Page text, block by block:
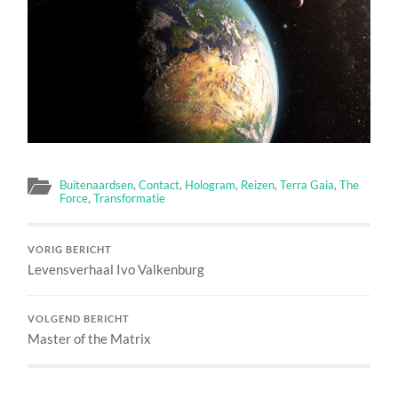
Buitenaardsen,Contact, Hologram, Reizen,Terra Gaia,The
Force,Transformatie
VORIG BERICHT
Levensverhaal Ivo Valkenburg
VOLGEND BERICHT
Master of the Matrix